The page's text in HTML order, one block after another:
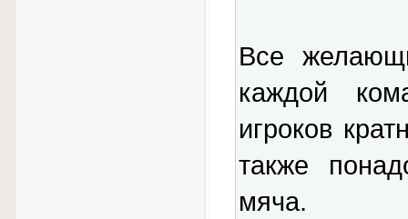
Все
каждой
игроков
также
мяча.